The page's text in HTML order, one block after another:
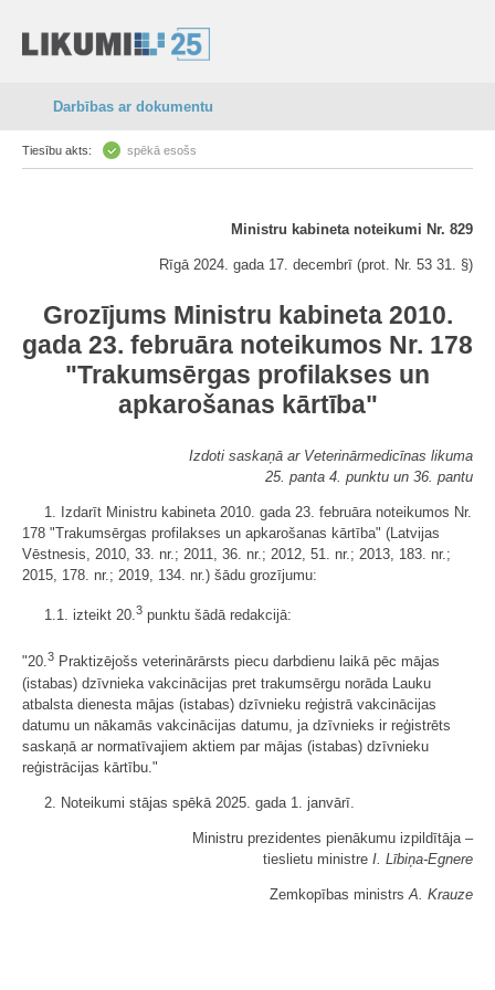
Darbības ar dokumentu
Tiesību akts: spēkā esošs
Ministru kabineta noteikumi Nr. 829
Rīgā 2024. gada 17. decembrī (prot. Nr. 53 31. §)
Grozījums Ministru kabineta 2010.
gada 23. februāra noteikumos Nr. 178
"Trakumsērgas profilakses un
apkarošanas kārtība"
Izdoti saskaņā ar Veterinārmedicīnas likuma
25. panta 4. punktu un 36. pantu
1. Izdarīt Ministru kabineta 2010. gada 23. februāra noteikumos Nr.
178 "Trakumsērgas profilakses un apkarošanas kārtība" (Latvijas
Vēstnesis, 2010, 33. nr.; 2011, 36. nr.; 2012, 51. nr.; 2013, 183. nr.;
2015, 178. nr.; 2019, 134. nr.) šādu grozījumu:
1.1. izteikt 20.3 punktu šādā redakcijā:
"20.3 Praktizējošs veterinārārsts piecu darbdienu laikā pēc mājas
(istabas) dzīvnieka vakcinācijas pret trakumsērgu norāda Lauku
atbalsta dienesta mājas (istabas) dzīvnieku reģistrā vakcinācijas
datumu un nākamās vakcinācijas datumu, ja dzīvnieks ir reģistrēts
saskaņā ar normatīvajiem aktiem par mājas (istabas) dzīvnieku
reģistrācijas kārtību."
2. Noteikumi stājas spēkā 2025. gada 1. janvārī.
Ministru prezidentes pienākumu izpildītāja ‒
tieslietu ministre I. Lībiņa-Egnere
Zemkopības ministrs A. Krauze